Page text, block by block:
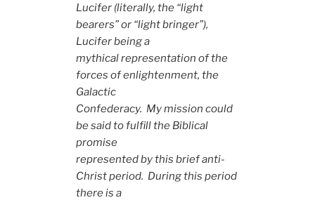
Lucifer (literally, the “light
bearers” or “light bringer”),
Lucifer being a
mythical representation of the
forces of enlightenment, the
Galactic
Confederacy. My mission could
be said to fulfill the Biblical
promise
represented by this brief anti-
Christ period. During this period
there is a